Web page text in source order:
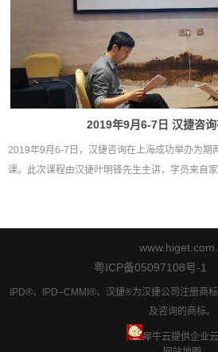
2019年9月6-7日 汉捷咨
2019年9月6-7日，汉捷咨询在上海成功举办为期
课。此次课程由汉捷叶明锋先生主讲，学员来自
粤ICP备05097108号-1
IPD®、IPD–CMMI®、汉捷®为汉捷公司注册商标
及咨询的商标。
犀牛云提供企业